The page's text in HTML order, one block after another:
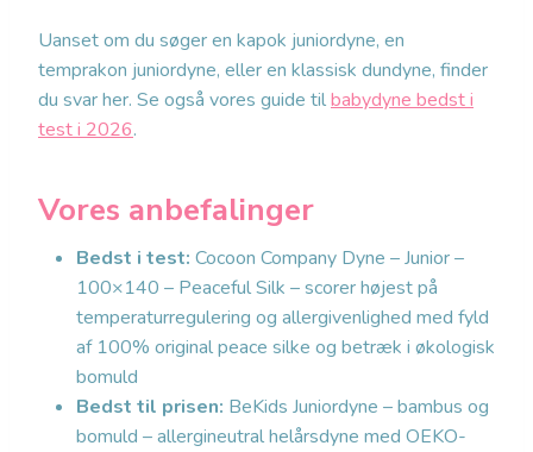
Uanset om du søger en kapok juniordyne, en
temprakon juniordyne, eller en klassisk dundyne, finder
du svar her. Se også vores guide tilbabydyne bedst i
test i 2026.
Vores anbefalinger
Bedst i test: Cocoon Company Dyne – Junior –
100×140 – Peaceful Silk – scorer højest på
temperaturregulering og allergivenlighed med fyld
af 100% original peace silke og betræk i økologisk
bomuld
Bedst til prisen: BeKids Juniordyne – bambus og
bomuld – allergineutral helårsdyne med OEKO-